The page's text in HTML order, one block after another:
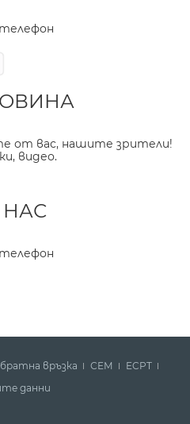
от вас, нашите зрители!
видео.
НАС
връзка СЕМ
ECPT
данни